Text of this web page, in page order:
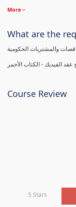
More
What are the
والمشتريات الحكومية
Course Review
5 Stars